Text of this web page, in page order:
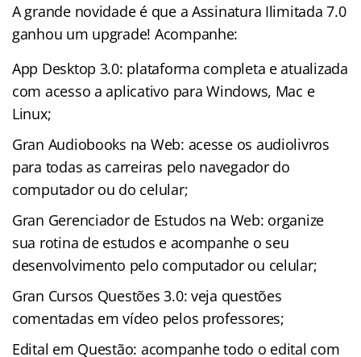
A grande novidade é que a Assinatura Ilimitada 7.0
ganhou um upgrade! Acompanhe:
App Desktop 3.0: plataforma completa e atualizada
com acesso a aplicativo para Windows, Mac e
Linux;
Gran Audiobooks na Web: acesse os audiolivros
para todas as carreiras pelo navegador do
computador ou do celular;
Gran Gerenciador de Estudos na Web: organize
sua rotina de estudos e acompanhe o seu
desenvolvimento pelo computador ou celular;
Gran Cursos Questões 3.0: veja questões
comentadas em vídeo pelos professores;
Edital em Questão: acompanhe todo o edital com